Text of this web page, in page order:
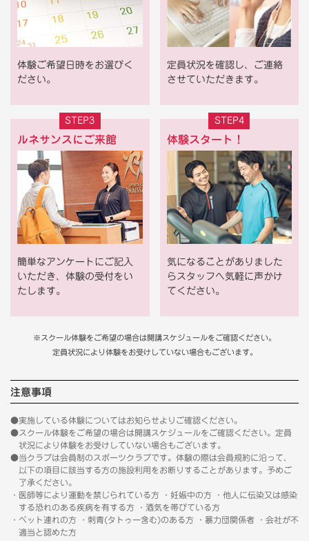
体験ご希望日時をお選びく
ださい。
定員状況を確認し、ご連絡
させていただきます。
STEP3
ルネサンスにご来館
簡単なアンケートにご記入
いただき、体験の受付をい
たします。
STEP4
体験スタート！
気になることがありました
らスタッフへ気軽に声かけ
てください。
※スクール体験をご希望の場合は開講スケジュールをご確認ください。
定員状況により体験をお受けしていない場合もございます。
注意事項
●実施している体験についてはお知らせよりご確認ください。
●スクール体験をご希望の場合は開講スケジュールをご確認ください。定員
状況により体験をお受けしていない場合もございます。
●当クラブは会員制のスポーツクラブです。体験の際は会員規約に沿って、
以下の項目に該当する方の施設利用をお断りすることがあります。予めご
了承ください。
・医師等により運動を禁じられている方 ・妊娠中の方 ・他人に伝染又は感染
する恐れのある疾病を有する方 ・酒気を帯びている方
・ペット連れの方 ・刺青(タトゥー含む)のある方 ・暴力団関係者 ・会社が不
適当と認めた方